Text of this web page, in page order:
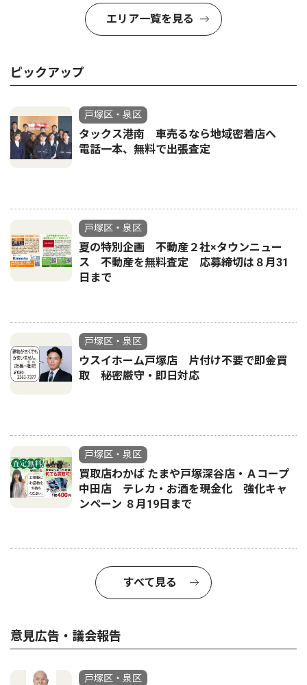
エリア一覧を見る
ピックアップ
戸塚区・泉区
タックス港南 車売るなら地域密着店へ
電話一本、無料で出張査定
戸塚区・泉区
夏の特別企画 不動産２社×タウンニュー
ス 不動産を無料査定 応募締切は８月31
日まで
戸塚区・泉区
ウスイホーム戸塚店 片付け不要で即金買
取 秘密厳守・即日対応
戸塚区・泉区
買取店わかば たまや戸塚深谷店・Ａコープ
中田店 テレカ・お酒を現金化 強化キャ
ンペーン ８月19日まで
すべて見る
意見広告・議会報告
戸塚区・泉区